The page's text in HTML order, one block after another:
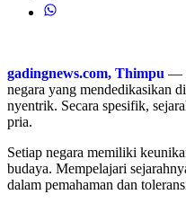
gadingnews.com, Thimpu —
negara yang mendedikasikan
nyentrik. Secara spesifik,
pria.
Setiap negara memiliki
budaya. Mempelajari
dalam pemahaman dan